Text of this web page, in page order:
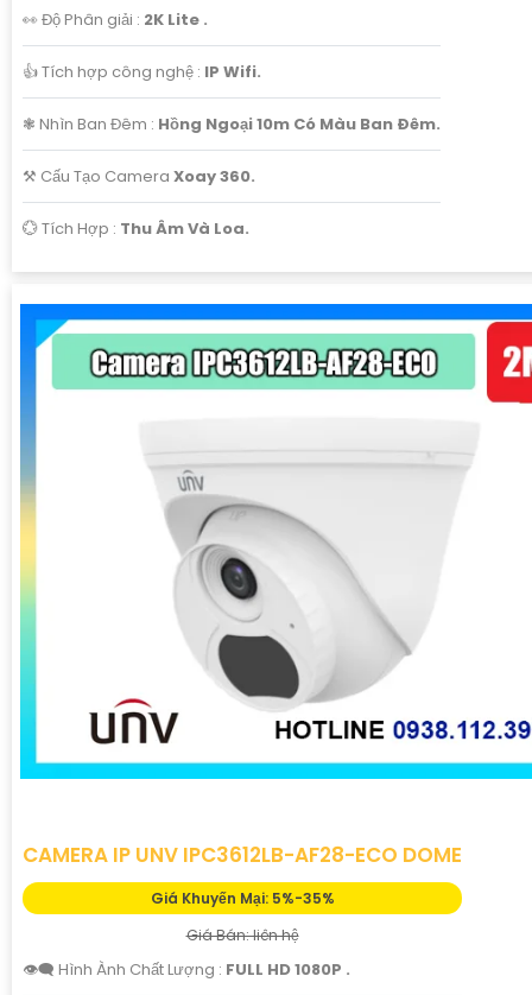
👀 Độ Phân giải : 2K Lite .
👍 Tích hợp công nghệ : IP Wifi.
❃ Nhìn Ban Đêm : Hồng Ngoại 10m Có Màu Ban Ðêm.
⚒ Cấu Tạo Camera Xoay 360.
️💮 Tích Hợp : Thu Âm Và Loa.
CAMERA IP UNV IPC3612LB-AF28-ECO DOME
Giá Khuyến Mại: 5%-35%
Giá Bán: liên hệ
👁️‍🗨 Hình Ành Chất Lượng : FULL HD 1080P .